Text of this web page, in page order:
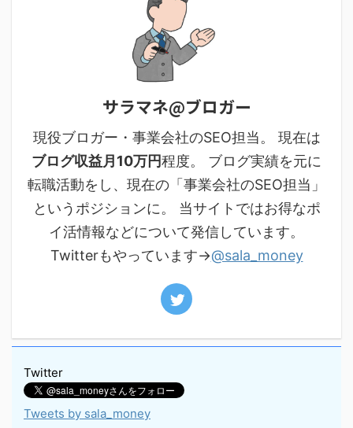
サラマネ@ブロガー
現役ブロガー・事業会社のSEO担当。 現在は
ブログ収益月10万円程度。 ブログ実績を元に
転職活動をし、現在の「事業会社のSEO担当」
というポジションに。 当サイトではお得なポ
イ活情報などについて発信しています。
Twitterもやっています→@sala_money
Twitter
Tweets by sala_money